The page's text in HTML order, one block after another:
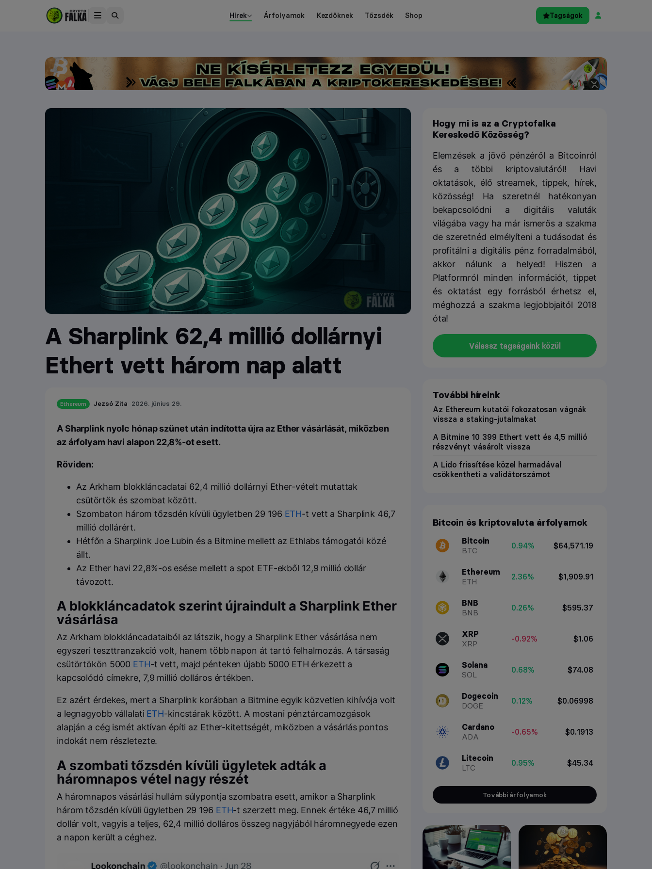
Hírek Árfolyamok Kezdőknek Tőzsdék Shop Tagságok
A Sharplink 62,4 millió dollárnyi
Ethert vett három nap alatt
Ethereum Jezsó Zita 2026. június 29.
A Sharplink nyolc hónap szünet után indította újra az Ether vásárlását, miközben
az árfolyam havi alapon 22,8%-ot esett.
Röviden:
Az Arkham blokkláncadatai 62,4 millió dollárnyi Ether-vételt mutattak
csütörtök és szombat között.
Szombaton három tőzsdén kívüli ügyletben 29 196 ETH-t vett a Sharplink 46,7
millió dollárért.
Hétfőn a Sharplink Joe Lubin és a Bitmine mellett az Ethlabs támogatói közé
állt.
Az Ether havi 22,8%-os esése mellett a spot ETF-ekből 12,9 millió dollár
távozott.
A blokkláncadatok szerint újraindult a Sharplink Ether
vásárlása
Az Arkham blokkláncadataiból az látszik, hogy a Sharplink Ether vásárlása nem
egyszeri teszttranzakció volt, hanem több napon át tartó felhalmozás. A társaság
csütörtökön 5000 ETH-t vett, majd pénteken újabb 5000 ETH érkezett a
kapcsolódó címekre, 7,9 millió dolláros értékben.
Ez azért érdekes, mert a Sharplink korábban a Bitmine egyik közvetlen kihívója volt
a legnagyobb vállalati ETH-kincstárak között. A mostani pénztárcamozgások
alapján a cég ismét aktívan építi az Ether-kitettségét, miközben a vásárlás pontos
indokát nem részletezte.
A szombati tőzsdén kívüli ügyletek adták a
háromnapos vétel nagy részét
A háromnapos vásárlási hullám súlypontja szombatra esett, amikor a Sharplink
három tőzsdén kívüli ügyletben 29 196 ETH-t szerzett meg. Ennek értéke 46,7 millió
dollár volt, vagyis a teljes, 62,4 millió dolláros összeg nagyjából háromnegyede ezen
a napon került a céghez.
Hogy mi is az a Cryptofalka
Kereskedő Közösség?
Elemzések a jövő pénzéről a Bitcoinról
és a többi kriptovalutáról! Havi
oktatások, élő streamek, tippek, hírek,
közösség! Ha szeretnél hatékonyan
bekapcsolódni a digitális valuták
világába vagy ha már ismerős a szakma
de szeretnéd elmélyíteni a tudásodat és
profitálni a digitális pénz forradalmából,
akkor nálunk a helyed! Hiszen a
Platformról minden információt, tippet
és oktatást egy forrásból érhetsz el,
méghozzá a szakma legjobbjaitól 2018
óta!
Válassz tagságaink közül
További híreink
Az Ethereum kutatói fokozatosan vágnák
vissza a staking-jutalmakat
A Bitmine 10 399 Ethert vett és 4,5 millió
részvényt vásárolt vissza
A Lido frissítése közel harmadával
csökkentheti a validátorszámot
Bitcoin és kriptovaluta árfolyamok
Bitcoin
BTC
0.94% $64,571.19
Ethereum
ETH
2.36% $1,909.91
BNB
BNB
0.26% $595.37
XRP
XRP
-0.92% $1.06
Solana
SOL
0.68% $74.08
Dogecoin
DOGE
0.12% $0.06998
Cardano
ADA
-0.65% $0.1913
Litecoin
LTC
0.95% $45.34
További árfolyamok